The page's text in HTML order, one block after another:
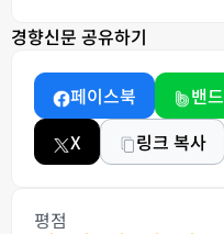
경향신문 공유하기
페이스북 밴드
X
링크 복사
평점